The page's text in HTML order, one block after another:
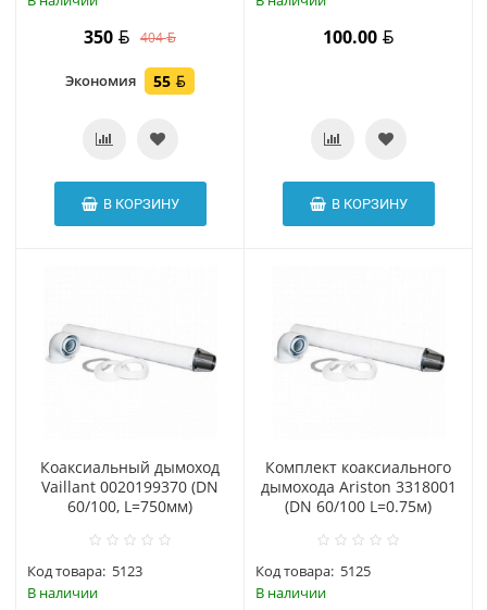
350 404
Экономия 55
В КОРЗИНУ
100.00
В КОРЗИНУ
Коаксиальный дымоход
Vaillant 0020199370 (DN
60/100, L=750мм)
Код товара: 5123
В наличии
Комплект коаксиального
дымохода Ariston 3318001
(DN 60/100 L=0.75м)
Код товара: 5125
В наличии